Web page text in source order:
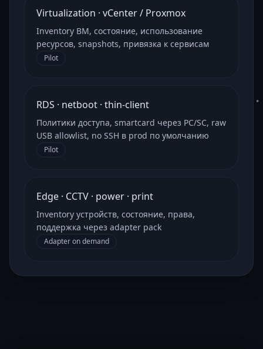
Virtualization · vCenter / Proxmox
Inventory ВМ, состояние, использование
ресурсов, snapshots, привязка к сервисам
Pilot
RDS · netboot · thin-client
Политики доступа, smartcard через PC/SC, raw
USB allowlist, no SSH в prod по умолчанию
Pilot
Edge · CCTV · power · print
Inventory устройств, состояние, права,
поддержка через adapter pack
Adapter on demand